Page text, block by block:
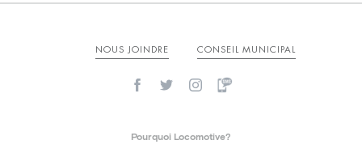
NOUS JOINDRE CONSEIL MUNICIPAL
Pourquoi Locomotive?